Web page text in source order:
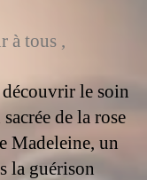
à tous ,​
le soin
de la rose
Madeleine, un
la guérison